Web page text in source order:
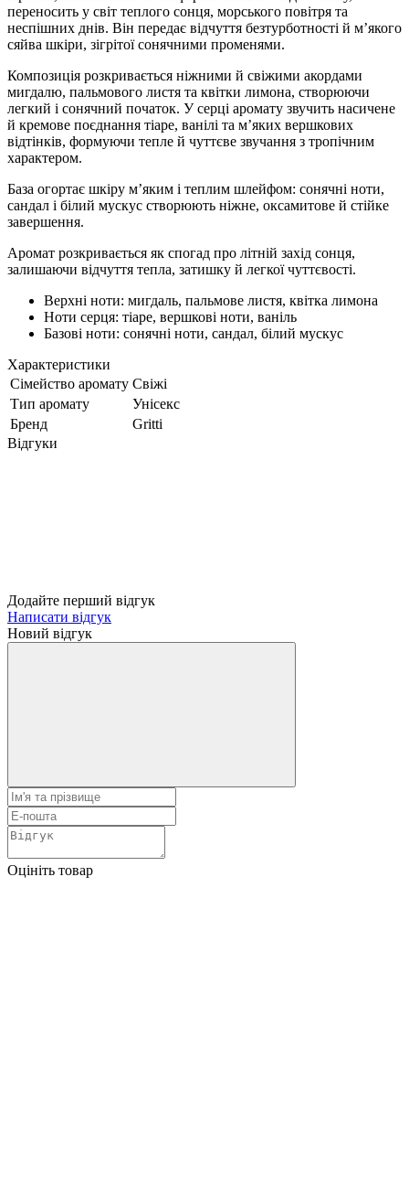
переносить у світ теплого сонця, морського повітря та
неспішних днів. Він передає відчуття безтурботності й м’якого
сяйва шкіри, зігрітої сонячними променями.
Композиція розкривається ніжними й свіжими акордами
мигдалю, пальмового листя та квітки лимона, створюючи
легкий і сонячний початок. У серці аромату звучить насичене
й кремове поєднання тіаре, ванілі та м’яких вершкових
відтінків, формуючи тепле й чуттєве звучання з тропічним
характером.
База огортає шкіру м’яким і теплим шлейфом: сонячні ноти,
сандал і білий мускус створюють ніжне, оксамитове й стійке
завершення.
Аромат розкривається як спогад про літній захід сонця,
залишаючи відчуття тепла, затишку й легкої чуттєвості.
Верхні ноти: мигдаль, пальмове листя, квітка лимона
Ноти серця: тіаре, вершкові ноти, ваніль
Базові ноти: сонячні ноти, сандал, білий мускус
Характеристики
Сімейство аромату Свіжі
Тип аромату
Унісекс
Бренд
Gritti
Відгуки
Додайте перший відгук
Написати відгук
Новий відгук
Оцініть товар